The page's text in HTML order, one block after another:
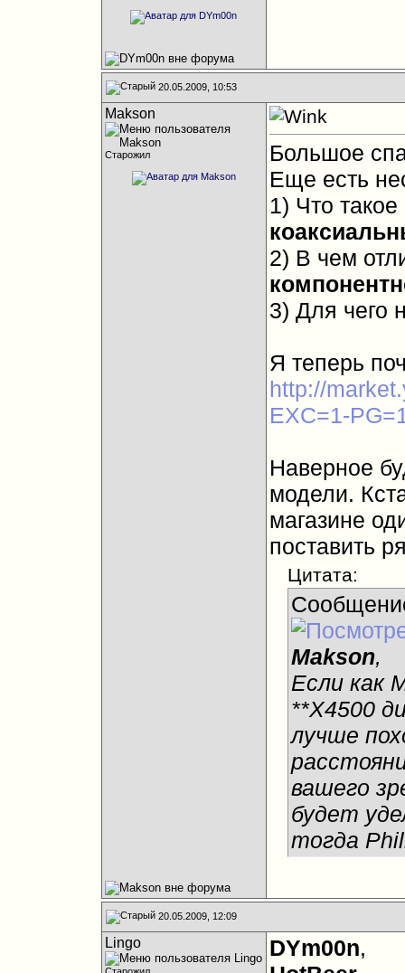
20.05.2009, 10:53
Makson
Старожил
Большое
Еще есть
1) Что такое
2) В чем
3) Для чего
Я теперь
http://
EXC=1-
Наверное
модели.
магазине
поставить
Цитата:
Makson,
Если как
**X4500
лучше
вашего
будет
тогда
20.05.2009, 12:09
Lingo DYm00n,